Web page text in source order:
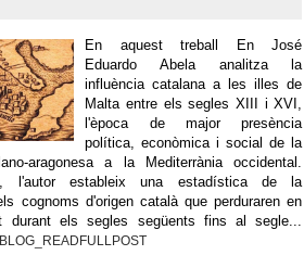
En aquest treball En José
Eduardo Abela analitza la
influència catalana a les illes de
Malta entre els segles XIII i XVI,
l'època de major presència
política, econòmica i social de la
aragonesa a la Mediterrània occidental.
l'autor estableix una estadística de la
cognoms d'origen català que perduraren en
durant els segles següents fins al segle...